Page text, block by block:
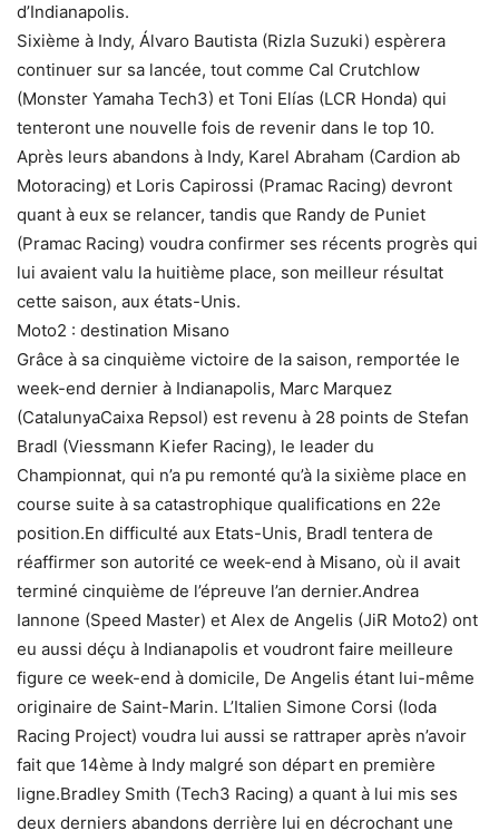
d’Indianapolis.
Sixième à Indy, Álvaro Bautista (Rizla Suzuki) espèrera
continuer sur sa lancée, tout comme Cal Crutchlow
(Monster Yamaha Tech3) et Toni Elías (LCR Honda) qui
tenteront une nouvelle fois de revenir dans le top 10.
Après leurs abandons à Indy, Karel Abraham (Cardion ab
Motoracing) et Loris Capirossi (Pramac Racing) devront
quant à eux se relancer, tandis que Randy de Puniet
(Pramac Racing) voudra confirmer ses récents progrès qui
lui avaient valu la huitième place, son meilleur résultat
cette saison, aux états-Unis.
Moto2 : destination Misano
Grâce à sa cinquième victoire de la saison, remportée le
week-end dernier à Indianapolis, Marc Marquez
(CatalunyaCaixa Repsol) est revenu à 28 points de Stefan
Bradl (Viessmann Kiefer Racing), le leader du
Championnat, qui n’a pu remonté qu’à la sixième place en
course suite à sa catastrophique qualifications en 22e
position.En difficulté aux Etats-Unis, Bradl tentera de
réaffirmer son autorité ce week-end à Misano, où il avait
terminé cinquième de l’épreuve l’an dernier.Andrea
Iannone (Speed Master) et Alex de Angelis (JiR Moto2) ont
eu aussi déçu à Indianapolis et voudront faire meilleure
figure ce week-end à domicile, De Angelis étant lui-même
originaire de Saint-Marin. L’Italien Simone Corsi (Ioda
Racing Project) voudra lui aussi se rattraper après n’avoir
fait que 14ème à Indy malgré son départ en première
ligne.Bradley Smith (Tech3 Racing) a quant à lui mis ses
deux derniers abandons derrière lui en décrochant une